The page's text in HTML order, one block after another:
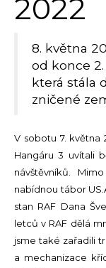
2022
8. května
od konce 2.
která stála
zničené
V sobotu 7.
Hangáru 3 uvítali
návštěvníků.
nabídnou tábor
stan RAF Dana
letců v RAF dělá
jsme také zařadili
a mechanizace